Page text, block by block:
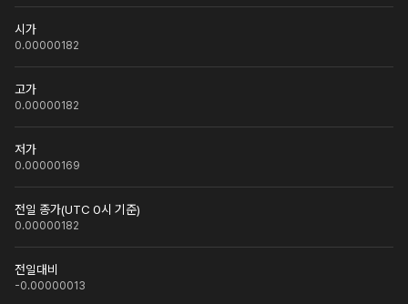
시가
0.00000182
고가
0.00000182
저가
0.00000169
전일 종가(UTC 0시 기준)
0.00000182
전일대비
-0.00000013